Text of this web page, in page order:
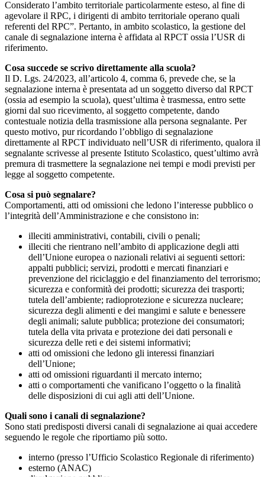
Considerato l’ambito territoriale particolarmente esteso, al fine di
agevolare il RPC, i dirigenti di ambito territoriale operano quali
referenti del RPC”. Pertanto, in ambito scolastico, la gestione del
canale di segnalazione interna è affidata al RPCT ossia l’USR di
riferimento.
Cosa succede se scrivo direttamente alla scuola?
Il D. Lgs. 24/2023, all’articolo 4, comma 6, prevede che, se la
segnalazione interna è presentata ad un soggetto diverso dal RPCT
(ossia ad esempio la scuola), quest’ultima è trasmessa, entro sette
giorni dal suo ricevimento, al soggetto competente, dando
contestuale notizia della trasmissione alla persona segnalante. Per
questo motivo, pur ricordando l’obbligo di segnalazione
direttamente al RPCT individuato nell’USR di riferimento, qualora il
segnalante scrivesse al presente Istituto Scolastico, quest’ultimo avrà
premura di trasmettere la segnalazione nei tempi e modi previsti per
legge al soggetto competente.
Cosa si può segnalare?
Comportamenti, atti od omissioni che ledono l’interesse pubblico o
l’integrità dell’Amministrazione e che consistono in:
illeciti amministrativi, contabili, civili o penali;
illeciti che rientrano nell’ambito di applicazione degli atti
dell’Unione europea o nazionali relativi ai seguenti settori:
appalti pubblici; servizi, prodotti e mercati finanziari e
prevenzione del riciclaggio e del finanziamento del terrorismo;
sicurezza e conformità dei prodotti; sicurezza dei trasporti;
tutela dell’ambiente; radioprotezione e sicurezza nucleare;
sicurezza degli alimenti e dei mangimi e salute e benessere
degli animali; salute pubblica; protezione dei consumatori;
tutela della vita privata e protezione dei dati personali e
sicurezza delle reti e dei sistemi informativi;
atti od omissioni che ledono gli interessi finanziari
dell’Unione;
atti od omissioni riguardanti il mercato interno;
atti o comportamenti che vanificano l’oggetto o la finalità
delle disposizioni di cui agli atti dell’Unione.
Quali sono i canali di segnalazione?
Sono stati predisposti diversi canali di segnalazione ai quai accedere
seguendo le regole che riportiamo più sotto.
interno (presso l’Ufficio Scolastico Regionale di riferimento)
esterno (ANAC)